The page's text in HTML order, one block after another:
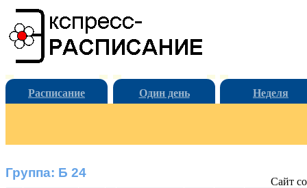
Расписание Один день Неделя
Группа: Б 24
Сайт